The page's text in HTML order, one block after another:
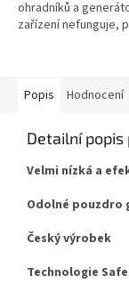
ohradníků a
zařízení nefunguje,
Popis Hodnocení
Detailní popis
Velmi nízká a
Odolné pouzdro
Český výrobek
Technologie